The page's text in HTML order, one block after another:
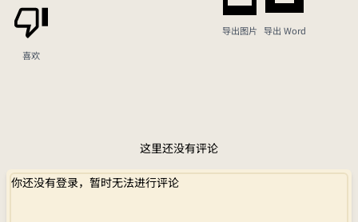
喜欢
导出图片 导出 Word
这里还没有评论
你还没有登录，暂时无法进行评论